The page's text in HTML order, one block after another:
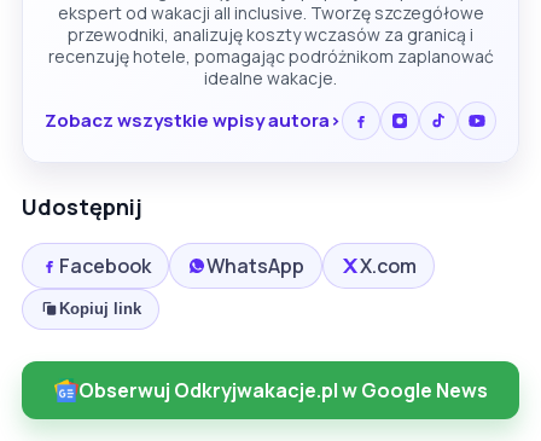
ekspert od wakacji all inclusive. Tworzę szczegółowe
przewodniki, analizuję koszty wczasów za granicą i
recenzuję hotele, pomagając podróżnikom zaplanować
idealne wakacje.
Zobacz wszystkie wpisy autora
Udostępnij
Facebook WhatsApp X.com
Kopiuj link
Obserwuj Odkryjwakacje.pl w Google News